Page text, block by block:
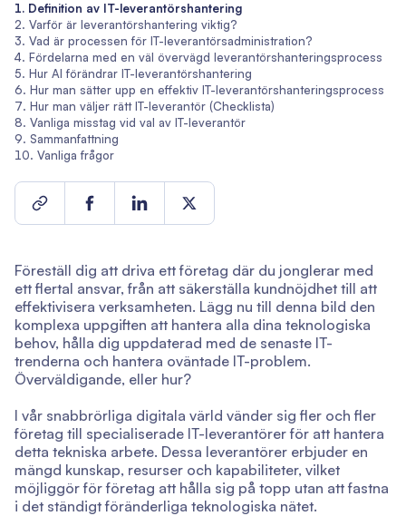
Föreställ dig att driva ett företag där du jonglerar med
ett flertal ansvar, från att säkerställa kundnöjdhet till att
effektivisera verksamheten. Lägg nu till denna bild den
komplexa uppgiften att hantera alla dina teknologiska
behov, hålla dig uppdaterad med de senaste IT-
trenderna och hantera oväntade IT-problem.
Överväldigande, eller hur?
I vår snabbrörliga digitala värld vänder sig fler och fler
företag till specialiserade IT-leverantörer för att hantera
detta tekniska arbete. Dessa leverantörer erbjuder en
mängd kunskap, resurser och kapabiliteter, vilket
möjliggör för företag att hålla sig på topp utan att fastna
i det ständigt föränderliga teknologiska nätet.
Definition av IT-leverantörshantering
Varför är leverantörshantering viktig?
Vad är processen för IT-leverantörsadministration?
Fördelarna med en väl övervägd leverantörshanteringsprocess
Hur AI förändrar IT-leverantörshantering
Hur man sätter upp en effektiv IT-leverantörshanteringsprocess
Hur man väljer rätt IT-leverantör (Checklista)
Vanliga misstag vid val av IT-leverantör
Sammanfattning
Vanliga frågor